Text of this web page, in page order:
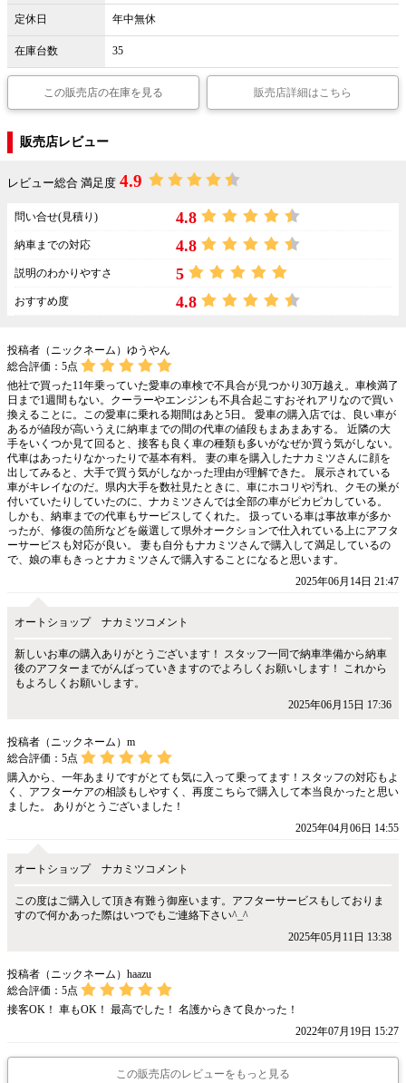
定休日 年中無休
在庫台数 35
この販売店の在庫を見る 販売店詳細はこちら
販売店レビュー
レビュー総合 満足度 4.9
問い合せ(見積り) 4.8
納車までの対応 4.8
説明のわかりやすさ 5
おすすめ度 4.8
投稿者（ニックネーム）ゆうやん
総合評価： 5点
他社で買った11年乗っていた愛車の車検で不具合が見つかり30万越え。車検満了
日まで1週間もない。クーラーやエンジンも不具合起こすおそれアリなので買い
換えることに。この愛車に乗れる期間はあと5日。 愛車の購入店では、良い車が
あるが値段が高いうえに納車までの間の代車の値段もまあまあする。 近隣の大
手をいくつか見て回ると、接客も良く車の種類も多いがなぜか買う気がしない。
代車はあったりなかったりで基本有料。 妻の車を購入したナカミツさんに顔を
出してみると、大手で買う気がしなかった理由が理解できた。 展示されている
車がキレイなのだ。県内大手を数社見たときに、車にホコリや汚れ、クモの巣が
付いていたりしていたのに、ナカミツさんでは全部の車がピカピカしている。
しかも、納車までの代車もサービスしてくれた。 扱っている車は事故車が多か
ったが、修復の箇所などを厳選して県外オークションで仕入れている上にアフタ
ーサービスも対応が良い。 妻も自分もナカミツさんで購入して満足しているの
で、娘の車もきっとナカミツさんで購入することになると思います。
2025年06月14日 21:47
オートショップ ナカミツコメント
新しいお車の購入ありがとうございます！ スタッフ一同で納車準備から納車
後のアフターまでがんばっていきますのでよろしくお願いします！ これから
もよろしくお願いします。
2025年06月15日 17:36
投稿者（ニックネーム）m
総合評価： 5点
購入から、一年あまりですがとても気に入って乗ってます！スタッフの対応もよ
く、アフターケアの相談もしやすく、再度こちらで購入して本当良かったと思い
ました。 ありがとうございました！
2025年04月06日 14:55
オートショップ ナカミツコメント
この度はご購入して頂き有難う御座います。アフターサービスもしておりま
すので何かあった際はいつでもご連絡下さい^_^
2025年05月11日 13:38
投稿者（ニックネーム）haazu
総合評価： 5点
接客OK！ 車もOK！ 最高でした！ 名護からきて良かった！
2022年07月19日 15:27
この販売店のレビューをもっと見る